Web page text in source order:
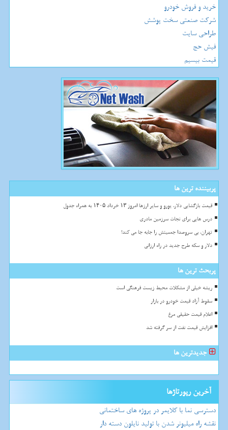
خرید و فروش خودرو
شرکت صنعتی سخت پوشش
طراحی سایت
فیش حج
قیمت بیسیم
پربیننده ترین ها
قیمت بازگشایی دلار، یورو و سایر ارزها امروز ۱۳ خرداد ۱۴۰۵ به همراه جدول
درس هایی برای نجات سرزمین مادری
تهران، بی سروصدا جمعیتش را جابه جا می کند!
دلار و سکه طرح جدید در راه ارزانی
پربحث ترین ها
ریشه خیلی از مشکلات محیط زیست فرهنگی است
سقوط آزاد قیمت خودرو در بازار
اعلام قیمت حقیقی مرغ
افزایش قیمت نفت از سر گرفته شد
جدیدترین ها
آخرین رپورتاژها
دسترسی نما با کلایمر در پروژه های ساختمانی
نقشه راه میلیونر شدن با تولید نایلون دسته دار